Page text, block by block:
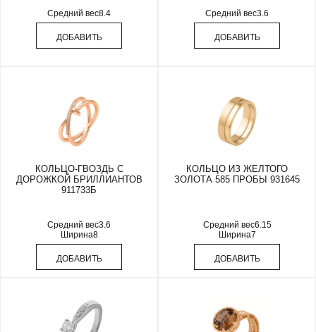
Средний вес8.4
ДОБАВИТЬ
Средний вес3.6
ДОБАВИТЬ
КОЛЬЦО-ГВОЗДЬ С
ДОРОЖКОЙ БРИЛЛИАНТОВ
911733Б
Средний вес3.6
Ширина8
ДОБАВИТЬ
КОЛЬЦО ИЗ ЖЕЛТОГО
ЗОЛОТА 585 ПРОБЫ 931645
Средний вес6.15
Ширина7
ДОБАВИТЬ